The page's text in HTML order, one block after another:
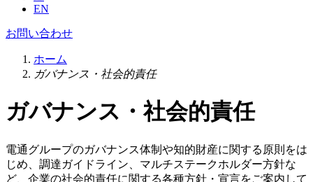
EN
お問い合わせ
ホーム
ガバナンス・社会的責任
ガバナンス・社会的責任
電通グループのガバナンス体制や知的財産に関する原則をは
じめ、調達ガイドライン、マルチステークホルダー方針な
ど、企業の社会的責任に関する各種方針・宣言をご案内して